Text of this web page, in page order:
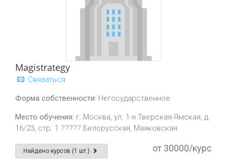
Magistrategy
Связаться
Форма собственности: Негосударственное
Место обучения: г. Москва, ул. 1-я Тверская-Ямская, д.
16/23, стр. 1 ????? Белорусская, Маяковская
Найдено курсов (1 шт.) от 30000/курс